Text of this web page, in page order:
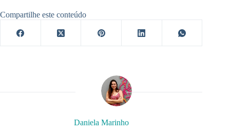
Compartilhe este conteúdo
Daniela Marinho